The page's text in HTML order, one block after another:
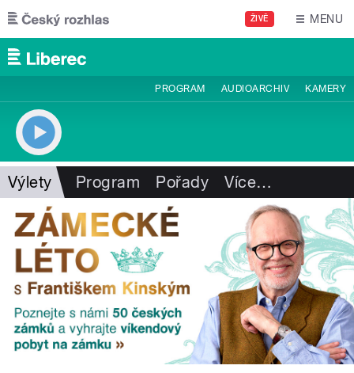
Přejít k hlavnímu obsahu
ŽIVĚ MENU
PROGRAM AUDIOARCHIV KAMERY
Výlety Program Pořady Více…